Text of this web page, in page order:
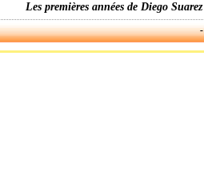
Les premières années de Diego